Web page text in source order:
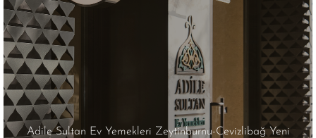
Adile Sultan Ev Yemekleri Zeytinburnu-Cevizlibağ Yeni